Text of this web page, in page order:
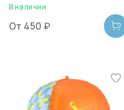
В наличии
От 450 ₽